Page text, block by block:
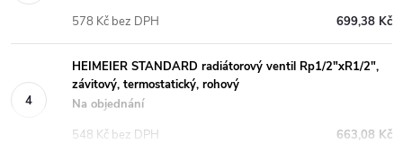
699,38 Kč
578 Kč bez DPH
HEIMEIER STANDARD radiátorový ventil Rp1/2"xR1/2",
závitový, termostatický, rohový
Na objednání
663,08 Kč
548 Kč bez DPH